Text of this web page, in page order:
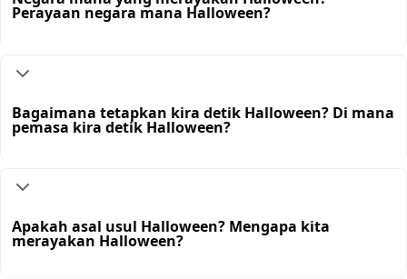
Perayaan negara mana Halloween?
Bagaimana tetapkan kira detik Halloween? Di mana
pemasa kira detik Halloween?
Apakah asal usul Halloween? Mengapa kita
merayakan Halloween?